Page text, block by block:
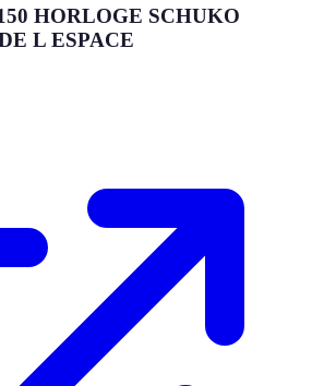
HORLOGE SCHUKO
L ESPACE